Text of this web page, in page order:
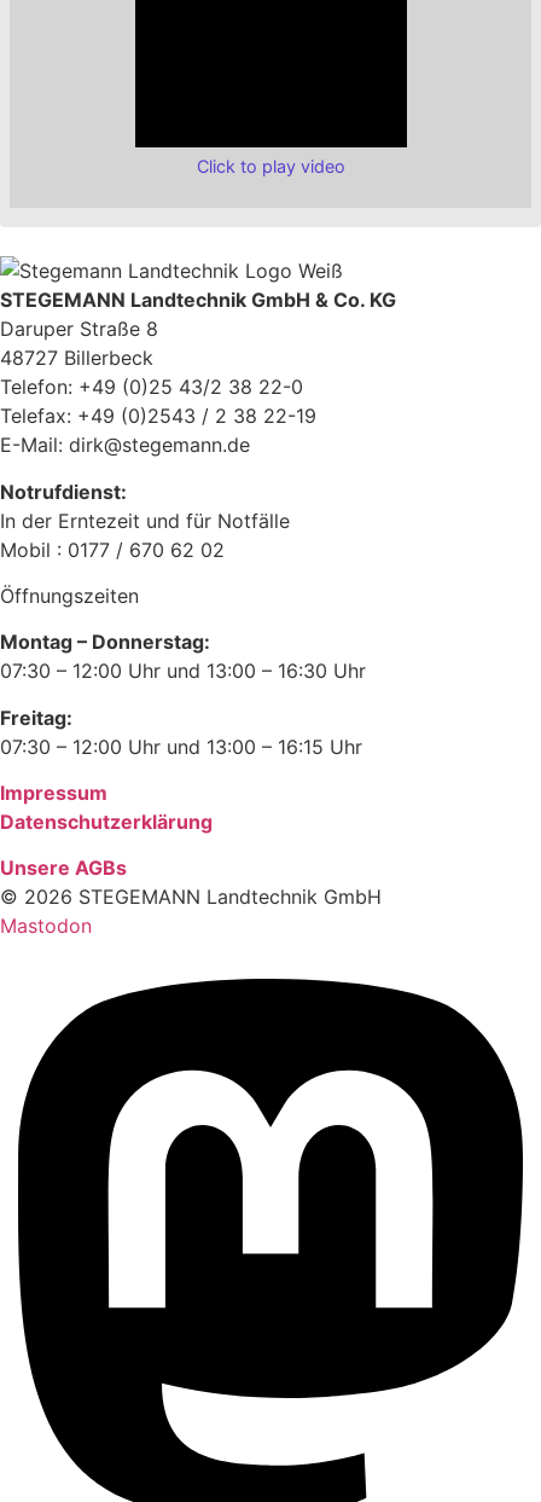
Click to play video
STEGEMANN Landtechnik GmbH & Co. KG
Daruper Straße 8
48727 Billerbeck
Telefon: +49 (0)25 43/2 38 22-0
Telefax: +49 (0)2543 / 2 38 22-19
E-Mail: dirk@stegemann.de
Notrufdienst:
In der Erntezeit und für Notfälle
Mobil : 0177 / 670 62 02
Öffnungszeiten
Montag – Donnerstag:
07:30 – 12:00 Uhr und 13:00 – 16:30 Uhr
Freitag:
07:30 – 12:00 Uhr und 13:00 – 16:15 Uhr
Impressum
Datenschutzerklärung
Unsere AGBs
© 2026 STEGEMANN Landtechnik GmbH
Mastodon